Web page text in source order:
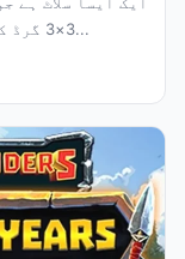
3×3 گرڈ کے کلاسک احساس کو جدید میکانکس کے ساتھ...